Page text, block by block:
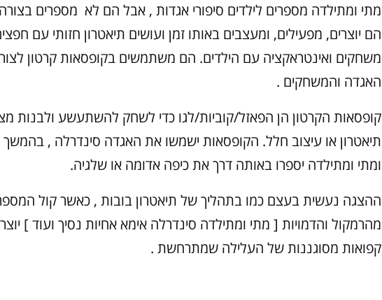
מתי ומתילדה מספרים לילדים סיפורי אגדות , אבל הם לא מספרים
הם יוצרים, מפעילים, ומעצבים באותו זמן ועושים תיאטרון חזותי עם
משחקים ואינטראקציה עם הילדים. הם משתמשים בקופסאות קרטון
האגדה והמשחקים .
קופסאות הקרטון הן הפאזל/קוביות/לגו כדי לשחק להשתעשע ולבנות
תיאטרון או עיצוב חלל. הקופסאות ישמשו את האגדה סינדרלה ,
ומתי ומתילדה יספרו באותה דרך את כיפה אדומה או שלגיה.
ההצגה נעשית בעצם כמו בתהליך של תיאטרון בובות , כאשר קול
מהרמקול והדמויות [ מתי ומתילדה סינדרלה אימא אחיות נסיך ועוד ]
קפואות מסוגננות של העלילה שמתרחשת .